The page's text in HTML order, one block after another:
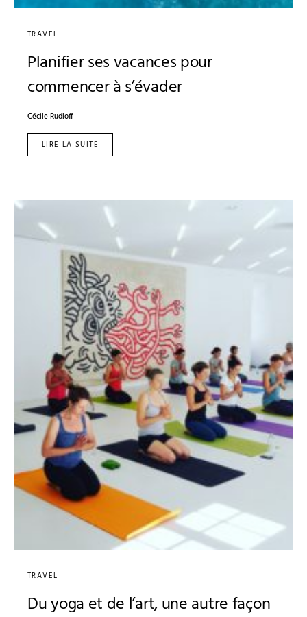
TRAVEL
Planifier ses vacances pour
commencer à s’évader
Cécile Rudloff
LIRE LA SUITE
TRAVEL
Du yoga et de l’art, une autre façon